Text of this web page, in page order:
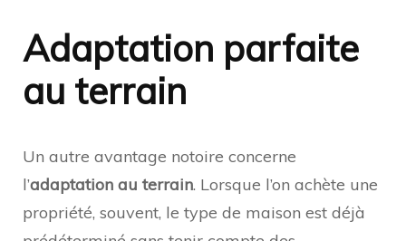
Adaptation parfaite
au terrain
Un autre avantage notoire concerne
l’adaptation au terrain. Lorsque l’on achète une
propriété, souvent, le type de maison est déjà